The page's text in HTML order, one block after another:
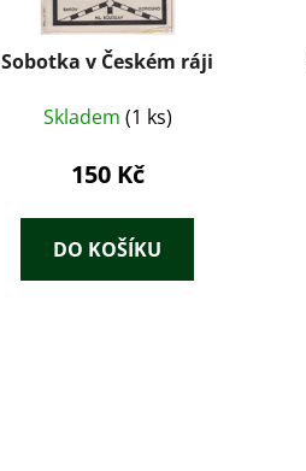
Sobotka v Českém ráji
Skladem (1 ks)
150 Kč
DO KOŠÍKU